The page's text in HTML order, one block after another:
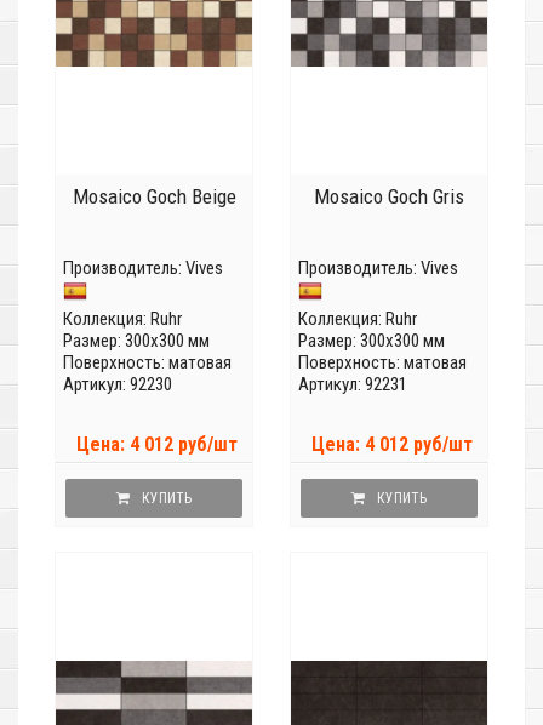
Mosaico Goch Beige
Производитель: Vives
Коллекция: Ruhr
Размер: 300x300 мм
Поверхность: матовая
Артикул: 92230
Цена: 4 012 руб/шт
КУПИТЬ
Mosaico Goch Gris
Производитель: Vives
Коллекция: Ruhr
Размер: 300x300 мм
Поверхность: матовая
Артикул: 92231
Цена: 4 012 руб/шт
КУПИТЬ